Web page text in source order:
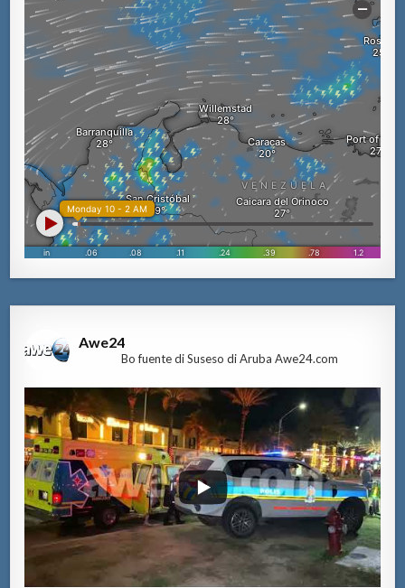
Awe24
Bo fuente di Suseso di Aruba Awe24.com